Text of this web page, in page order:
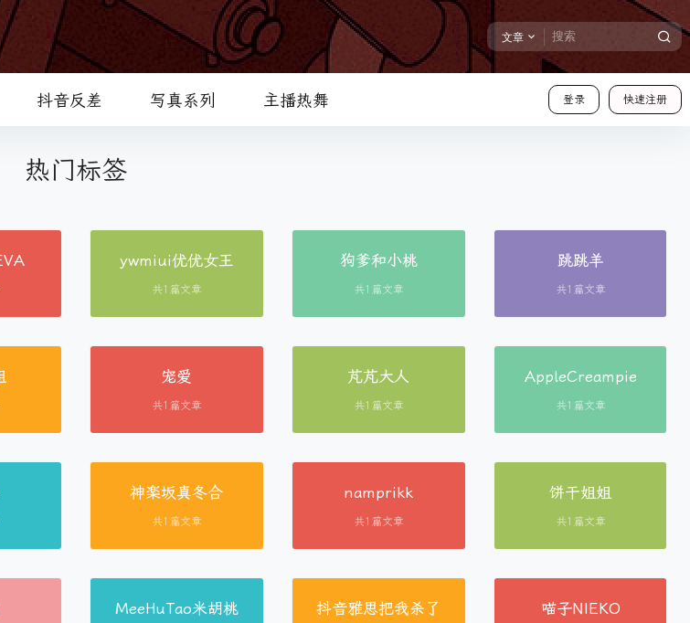
文章
登录 快速注册
抖音反差 写真系列 主播热舞
热门标签
ywmiui优优女王
共1篇文章
狗爹和小桃
共1篇文章
跳跳羊
共1篇文章
宠爱
共1篇文章
芃芃大人
共1篇文章
AppleCreampie
共1篇文章
神楽坂真冬合
共1篇文章
namprikk
共1篇文章
饼干姐姐
共1篇文章
MeeHuTao米胡桃 抖音雅思把我杀了 喵子NIEKO